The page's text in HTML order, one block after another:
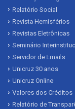
Relatório Social
Revista Hemisférios
Revistas Eletrônicas
Seminário
Servidor de Emails
Unicruz 30 anos
Unicruz Online
Valores dos Créditos
Relatório de